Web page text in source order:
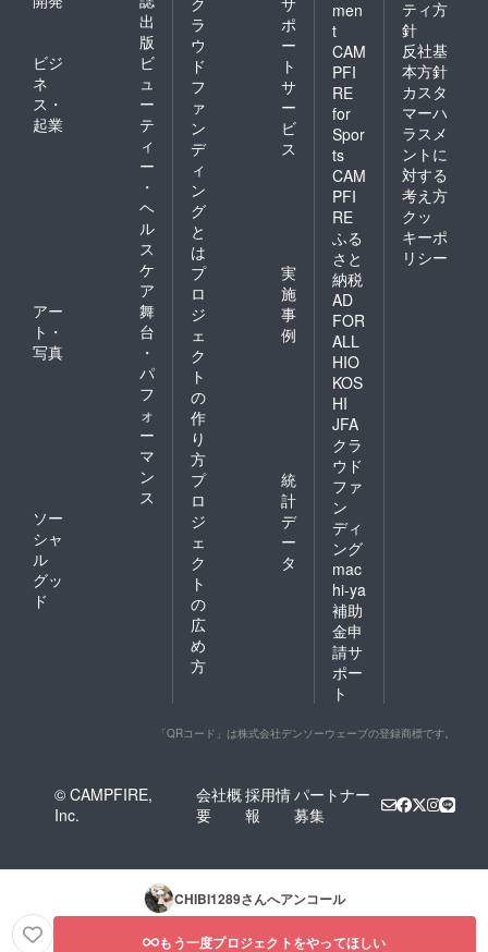
出
版
ビジ
ネ
ス・
起業
ビ
ュ
ー
テ
ィ
ー
・
ヘ
ル
ス
ケ
ア
アー
ト・
写真
舞
台
・
パ
フ
ォ
ー
マ
ン
ス
ソー
シャ
ル
グッ
ド
ラ
ウ
ド
フ
ァ
ン
デ
ィ
ン
グ
と
は
ポ
ー
ト
サ
ー
ビ
ス
プ
ロ
ジ
ェ
ク
ト
の
作
り
方
実
施
事
例
プ
ロ
ジ
ェ
ク
ト
の
広
め
方
統
計
デ
ー
タ
men
t
CAM
PFI
RE
for
Spor
ts
CAM
PFI
RE
ふる
さと
納税
AD
FOR
ALL
HIO
KOS
HI
JFA
クラ
ウド
ファ
ン
ディ
ング
mac
hi-ya
補助
金申
請サ
ポー
ト
ティ方
針
反社基
本方針
カスタ
マーハ
ラスメ
ントに
対する
考え方
クッ
キーポ
リシー
「QRコード」は株式会社デンソーウェーブの登録商標です。
© CAMPFIRE,
Inc.
会社概
要
採用情
報
パートナー
募集
CHIBI1289さんへアンコール
もう一度プロジェクトをやってほしい